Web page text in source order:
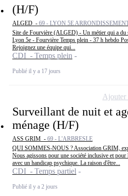
(H/F)
ALGED - 69 - LYON 5E
Site de Fourvière (ALGED) - Un métier qui a du
Lyon 5e - Fourvière Temps plein - 37 h hebdo
Rejoignez une équipe qui...
CDI - Temps plein
Publié il y a 17 jours
Surveillant de nuit et
ménage (H/F)
ASS GRIM - 69 - L'ARBRESLE
QUI SOMMES-NOUS ? Association GRIM,
Nous agissons pour une société inclusive et
avec un handicap psychique. La raison d'être...
CDI - Temps partiel
Publié il y a 2 jours
Ajouter